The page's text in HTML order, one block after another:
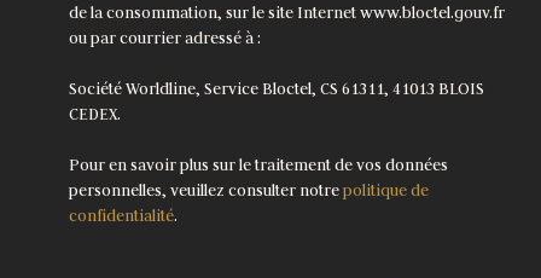
de la consommation, sur le site Internet www.bloctel.gouv.fr
ou par courrier adressé à :
Société Worldline, Service Bloctel, CS 61311, 41013 BLOIS
CEDEX.
Pour en savoir plus sur le traitement de vos données
personnelles, veuillez consulter notrepolitique de
confidentialité.